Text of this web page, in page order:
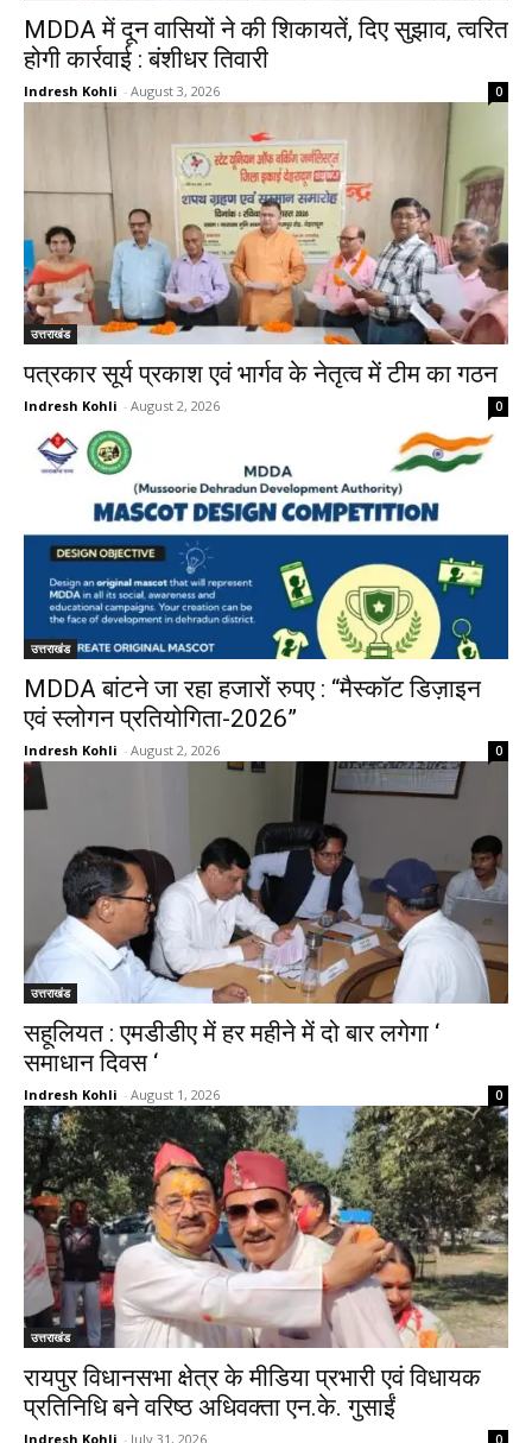
MDDA में दून वासियों ने की शिकायतें, दिए सुझाव, त्वरित
होगी कार्रवाई : बंशीधर तिवारी
Indresh Kohli - August 3, 2026 0
उत्तराखंड
पत्रकार सूर्य प्रकाश एवं भार्गव के नेतृत्व में टीम का गठन
Indresh Kohli - August 2, 2026 0
उत्तराखंड
MDDA बांटने जा रहा हजारों रुपए : “मैस्कॉट डिज़ाइन
एवं स्लोगन प्रतियोगिता-2026”
Indresh Kohli - August 2, 2026 0
उत्तराखंड
सहूलियत : एमडीडीए में हर महीने में दो बार लगेगा ‘
समाधान दिवस ‘
Indresh Kohli - August 1, 2026 0
उत्तराखंड
रायपुर विधानसभा क्षेत्र के मीडिया प्रभारी एवं विधायक
प्रतिनिधि बने वरिष्ठ अधिवक्ता एन.के. गुसाईं
Indresh Kohli - July 31, 2026 0